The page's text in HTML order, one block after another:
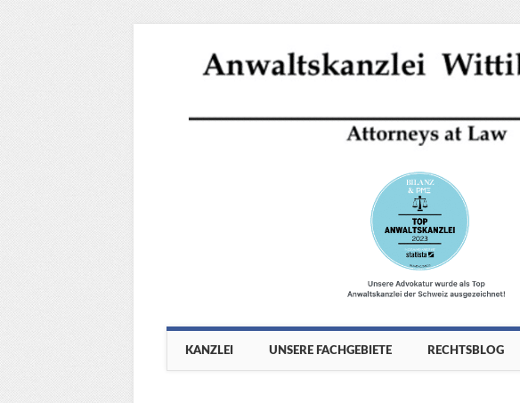
Main menu
KANZLEI UNSERE FACHGEBIETE RECHTSBLOG